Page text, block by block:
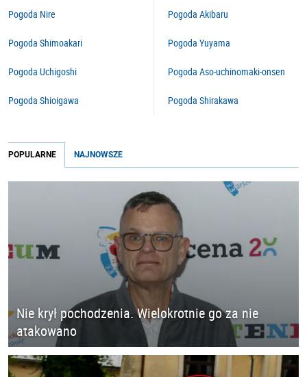
Pogoda Nire
Pogoda Shimoakari
Pogoda Uchigoshi
Pogoda Shioigawa
Pogoda Akibaru
Pogoda Yuyama
Pogoda Aso-uchinomaki-onsen
Pogoda Shirakawa
POPULARNE NAJNOWSZE
Nie krył pochodzenia. Wielokrotnie go za nie
atakowano